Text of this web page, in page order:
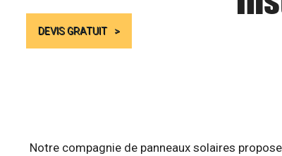
DEVIS GRATUIT
Notre compagnie de panneaux solaires